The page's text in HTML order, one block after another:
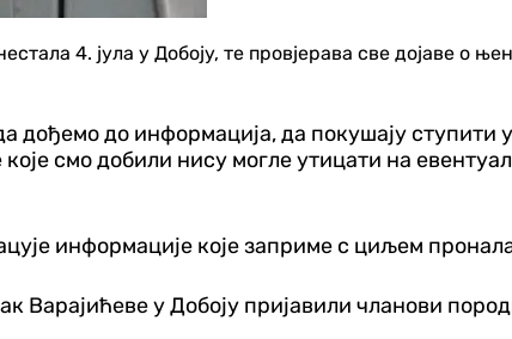
4. јула у Добоју, те провјерава све дојаве о
дођемо до информација, да покушају
смо добили нису могле утицати на
информације које заприме с циљем
Варајићеве у Добоју пријавили чланови